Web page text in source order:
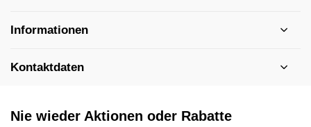
Informationen
Kontaktdaten
Nie wieder Aktionen oder Rabatte